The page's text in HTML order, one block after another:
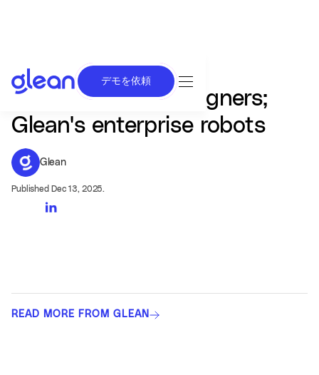
デモを依頼
Cursor chases designers;
Glean's enterprise robots
Glean
Published Dec 13, 2025.
READ MORE FROM GLEAN